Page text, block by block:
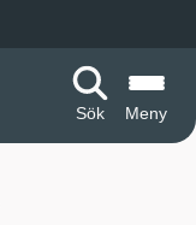
Sök
Meny